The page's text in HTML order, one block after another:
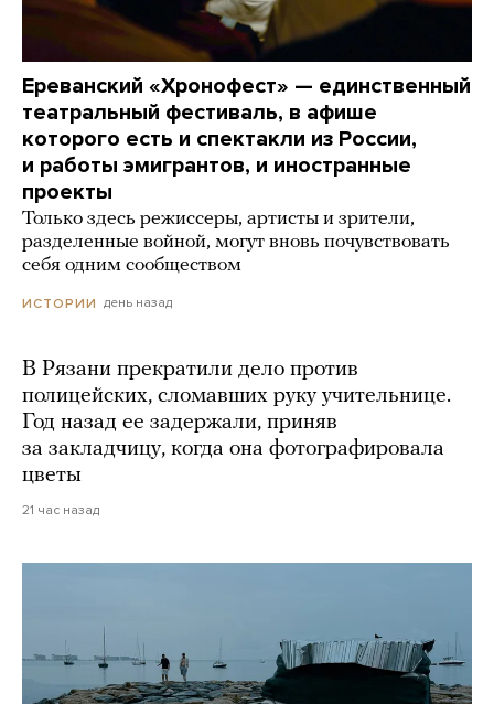
Ереванский «Хронофест» — единственный
театральный фестиваль, в афише
которого есть и спектакли из России,
и работы эмигрантов, и иностранные
проекты
Только здесь режиссеры, артисты и зрители,
разделенные войной, могут вновь почувствовать
себя одним сообществом
ИСТОРИИ день назад
В Рязани прекратили дело против
полицейских, сломавших руку учительнице.
Год назад ее задержали, приняв
за закладчицу, когда она фотографировала
цветы
21 час назад